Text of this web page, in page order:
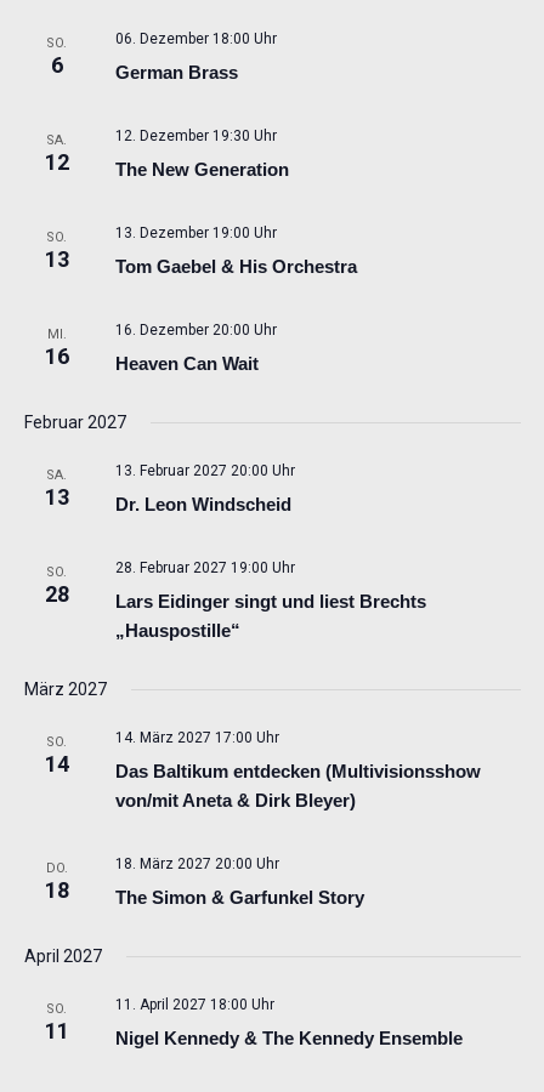
SO.
6 German Brass
06. Dezember 18:00 Uhr
SA.
12 The New Generation
12. Dezember 19:30 Uhr
SO.
13 Tom Gaebel & His Orchestra
13. Dezember 19:00 Uhr
MI.
16 Heaven Can Wait
16. Dezember 20:00 Uhr
Februar 2027
SA.
13 Dr. Leon Windscheid
13. Februar 2027 20:00 Uhr
SO.
28
Lars Eidinger singt und liest Brechts
„Hauspostille“
28. Februar 2027 19:00 Uhr
März 2027
SO.
14
Das Baltikum entdecken (Multivisionsshow
von/mit Aneta & Dirk Bleyer)
14. März 2027 17:00 Uhr
DO.
18 The Simon & Garfunkel Story
18. März 2027 20:00 Uhr
April 2027
SO.
11 Nigel Kennedy & The Kennedy Ensemble
11. April 2027 18:00 Uhr